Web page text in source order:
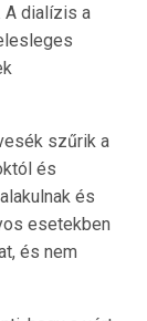
A dialízis a
szűrik a
és
és
esetekben
és nem